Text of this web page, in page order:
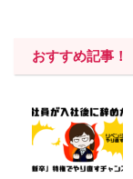
おすすめ記事！